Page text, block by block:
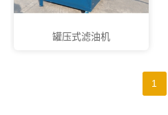
罐压式滤油机
1